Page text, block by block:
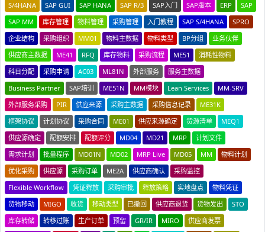
S/4HANA
SAP GUI SAP HANA SAP R/3 SAP入门 SAP版本 ERP
SAP
SAP MM
库存管理 物料管理 采购管理 入门教程 SAP S/4HANA
SPRO
企业结构
采购组织 MM01 物料主数据 物料类型 BP分组
业务伙伴
供应商主数据
ME41 RFQ 库存物料 采购流程 ME51
消耗性物料
科目分配
采购申请 AC03 ML81N 外部服务
服务主数据
Business Partner
SAP培训 ME51N MM模块 Lean Services
MM-SRV
外部服务采购
PIR 供应来源 采购主数据 采购信息记录
ME31K
框架协议
计划协议 采购合同 ME01 供应来源确定 货源清单
MEQ1
供应源确定
配额安排 配额评分 MD04 MD21 MRP
计划文件
需求计划
批量程序 MD01N MD02 MRP Live MD05 MM
物料计划
优化采购
供应源 采购订单 ME2A 供应商确认
采购监控
Flexible Workflow
凭证释放 采购审批 释放策略 实地盘点
物料凭证
货物移动
MIGO 收货 移动类型 已撤回 供应商退货 货物发出
STO
库存转储
转移过账 生产订单 预留 GR/IR MIRO
供应商发票